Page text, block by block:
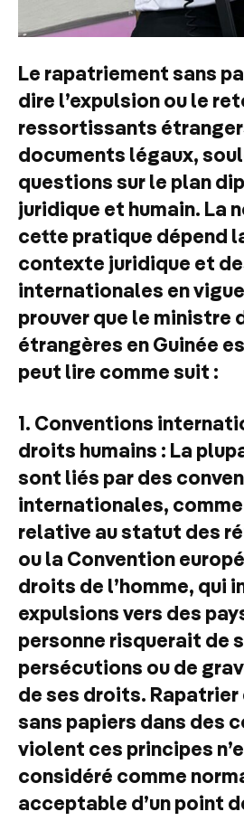
Le rapatriement sans
dire l’expulsion ou le
ressortissants
documents légaux,
questions sur le plan
juridique et humain. La
cette pratique dépend
contexte juridique et
internationales en
prouver que le ministre
étrangères en Guinée
peut lire comme suit :
1. Conventions
droits humains : La
sont liés par des
internationales,
relative au statut des
ou la Convention
droits de l’homme, qui
expulsions vers des
personne risquerait de
persécutions ou de
de ses droits. Rapatrier
sans papiers dans des
violent ces principes
considéré comme
acceptable d’un point